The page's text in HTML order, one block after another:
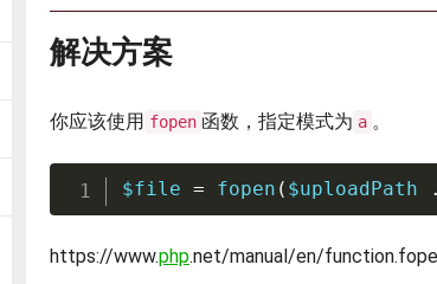
解决方案
你应该使用 fopen 函数，指定模式为 a 。
$file = fopen ( $uploadPath .
https://www.php.net/manual/en/